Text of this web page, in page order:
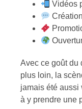
Vidéos
Avec ce goût du
plus loin, la
jamais été aussi
à y prendre une